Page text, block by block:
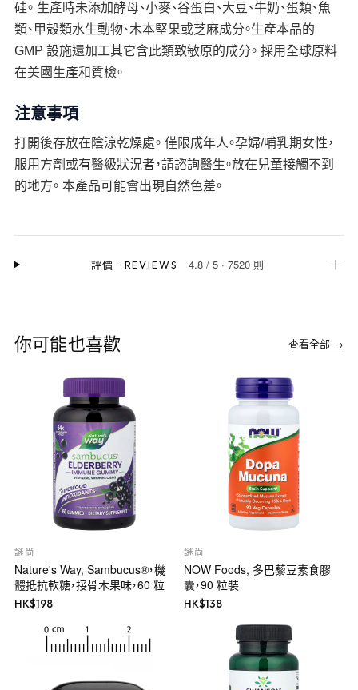
硅。 生產時未添加酵母、小麥、谷蛋白、大豆、牛奶、蛋類、魚
類、甲殼類水生動物、木本堅果或芝麻成分。生產本品的
GMP 設施還加工其它含此類致敏原的成分。 採用全球原料
在美國生產和質檢。
注意事項
打開後存放在陰涼乾燥處。 僅限成年人。孕婦/哺乳期女性，
服用方劑或有醫級狀況者，請諮詢醫生。放在兒童接觸不到
的地方。 本產品可能會出現自然色差。
評價 · REVIEWS 4.8 /5 ·7520 則 ＋
你可能也喜歡 查看全部 →
謎尚
Nature's Way, Sambucus®，機
體抵抗軟糖，接骨木果味，60 粒
HK$198
謎尚
NOW Foods, 多巴藜豆素食膠
囊，90 粒裝
HK$138